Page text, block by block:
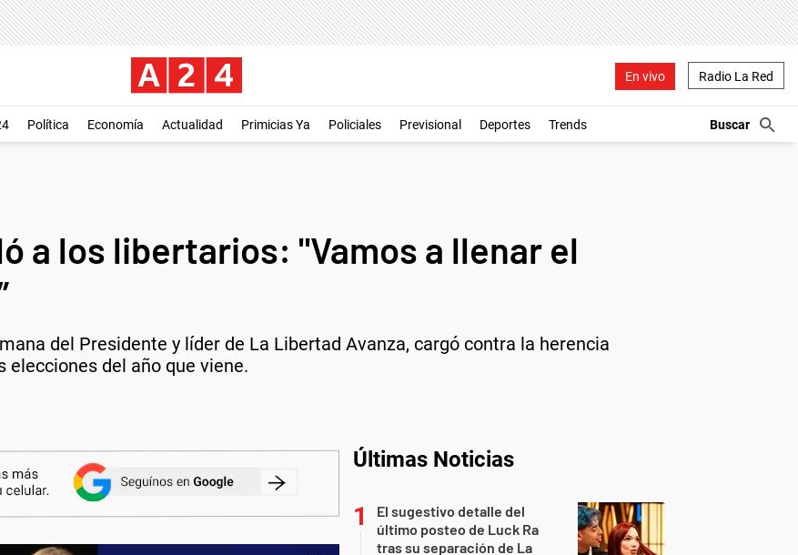
En vivo Radio La Red
Política Economía Actualidad Primicias Ya Policiales Previsional Deportes Trends
a los libertarios: "Vamos a llenar el
del Presidente y líder de La Libertad Avanza, cargó contra la herencia
del año que viene.
Últimas Noticias
El sugestivo detalle del
último posteo de Luck Ra
tras su separación de La